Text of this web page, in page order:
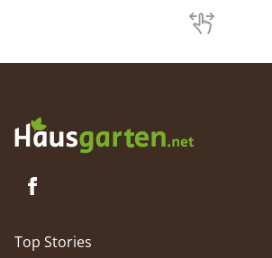
Maßnahmen verhindern einen erneuten
Top Stories